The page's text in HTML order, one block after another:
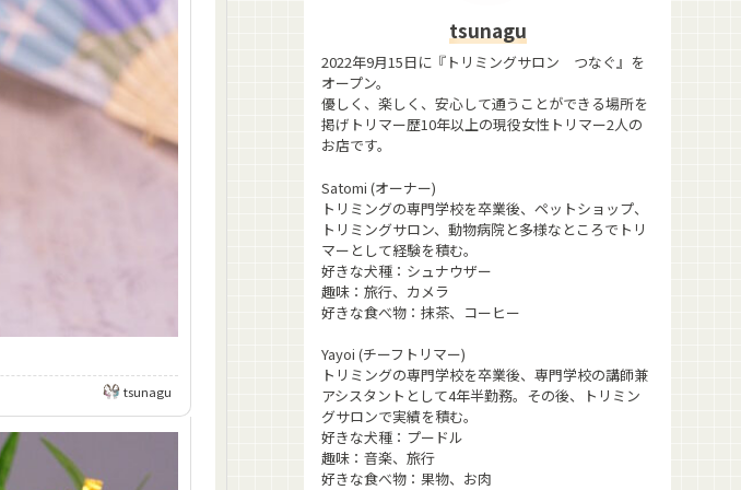
tsunagu
tsunagu
2022年9月15日に『トリミングサロン つなぐ』を
オープン。
優しく、楽しく、安心して通うことができる場所を
掲げトリマー歴10年以上の現役女性トリマー2人の
お店です。
Satomi (オーナー)
トリミングの専門学校を卒業後、ペットショップ、
トリミングサロン、動物病院と多様なところでトリ
マーとして経験を積む。
好きな犬種：シュナウザー
趣味：旅行、カメラ
好きな食べ物：抹茶、コーヒー
Yayoi (チーフトリマー)
トリミングの専門学校を卒業後、専門学校の講師兼
アシスタントとして4年半勤務。その後、トリミン
グサロンで実績を積む。
好きな犬種：プードル
趣味：音楽、旅行
好きな食べ物：果物、お肉